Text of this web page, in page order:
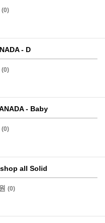
(0)
- D
(0)
- Baby
(0)
all Solid
(0)